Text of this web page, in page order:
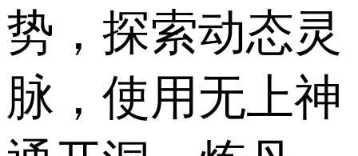
势，探索动态灵
脉，使用无上神